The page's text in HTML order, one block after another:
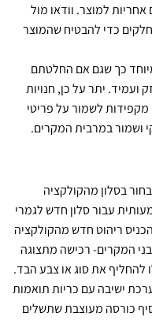
למוצר. וודאו מול
כדי להבטיח שהמוצר
כך שגם אם החלטתם
ועמיד. יתר על כן, חנויות
מקפידות לשמור על פריטי
ושמור במרבית המקרים.
בסלון מהקולקציה
עבור סלון חדש לגמרי
ריהוט חדש מהקולקציה
המקרים- רכישה מתצוגה
להחליף את סוג או צבע הבד.
ישיבה עם כריות תואמות
כורסה מעוצבת שתשלים